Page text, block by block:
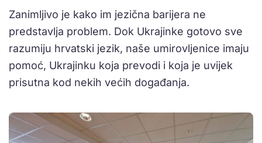
Zanimljivo je kako im jezična barijera ne
predstavlja problem. Dok Ukrajinke gotovo sve
razumiju hrvatski jezik, naše umirovljenice imaju
pomoć, Ukrajinku koja prevodi i koja je uvijek
prisutna kod nekih većih događanja.